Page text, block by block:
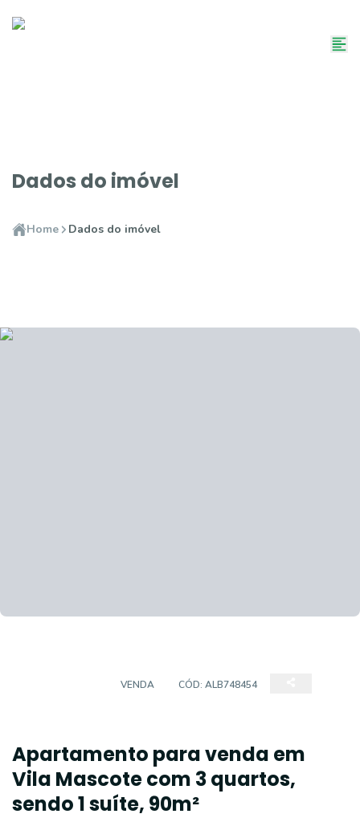
Dados do imóvel
Home Dados do imóvel
VENDA CÓD: ALB748454
Apartamento para venda em
Vila Mascote com 3 quartos,
sendo 1 suíte, 90m²